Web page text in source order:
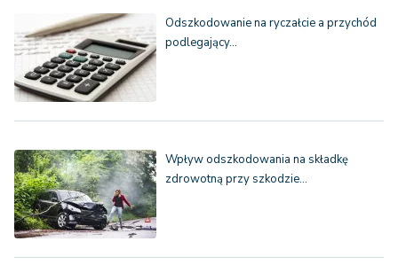
Odszkodowanie na ryczałcie a przychód
podlegający…
Wpływ odszkodowania na składkę
zdrowotną przy szkodzie…